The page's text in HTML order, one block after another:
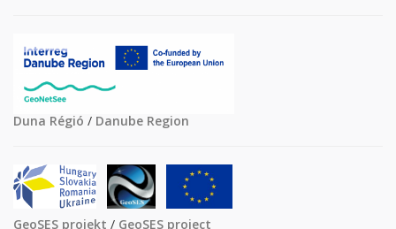
Duna Régió / Danube Region
GeoSES projekt / GeoSES project